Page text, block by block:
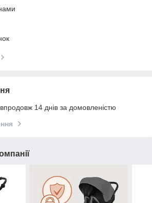
14 днів за домовленістю